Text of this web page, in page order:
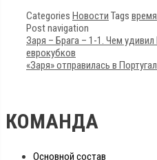
Categories Новости Tags время
Post navigation
Заря – Брага – 1-1. Чем
еврокубков
«Заря» отправилась в
КОМАНДА
Основной состав